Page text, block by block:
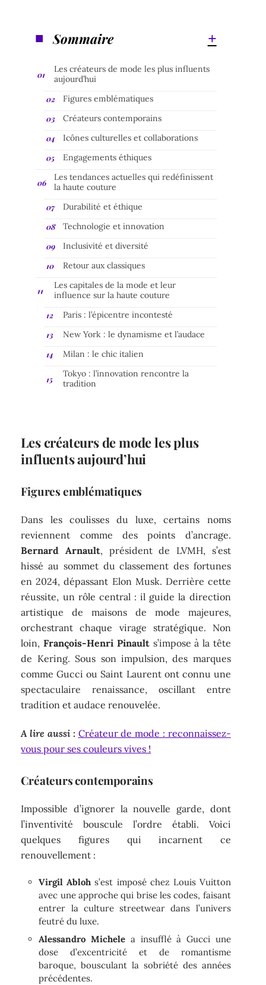
Sommaire
Les créateurs de mode les plus influents
aujourd’hui
Figures emblématiques
Créateurs contemporains
Icônes culturelles et collaborations
Engagements éthiques
Les tendances actuelles qui redéfinissent
la haute couture
Durabilité et éthique
Technologie et innovation
Inclusivité et diversité
Retour aux classiques
Les capitales de la mode et leur
influence sur la haute couture
Paris : l’épicentre incontesté
New York : le dynamisme et l’audace
Milan : le chic italien
Tokyo : l’innovation rencontre la
tradition
Les créateurs de mode les plus
influents aujourd’hui
Figures emblématiques
Dans les coulisses du luxe, certains noms
reviennent comme des points d’ancrage.
Bernard Arnault, président de LVMH, s’est
hissé au sommet du classement des fortunes
en 2024, dépassant Elon Musk. Derrière cette
réussite, un rôle central : il guide la direction
artistique de maisons de mode majeures,
orchestrant chaque virage stratégique. Non
loin,François-Henri Pinaults’impose à la tête
de Kering. Sous son impulsion, des marques
comme Gucci ou Saint Laurent ont connu une
spectaculaire renaissance, oscillant entre
tradition et audace renouvelée.
A lire aussi : Créateur de mode : reconnaissez-
vous pour ses couleurs vives !
Créateurs contemporains
Impossible d’ignorer la nouvelle garde, dont
l’inventivité bouscule l’ordre établi. Voici
quelques figures qui incarnent ce
renouvellement :
Virgil Abloh s’est imposé chez Louis Vuitton
avec une approche qui brise les codes, faisant
entrer la culture streetwear dans l’univers
feutré du luxe.
Alessandro Michele a insufflé à Gucci une
dose d’excentricité et de romantisme
baroque, bousculant la sobriété des années
précédentes.